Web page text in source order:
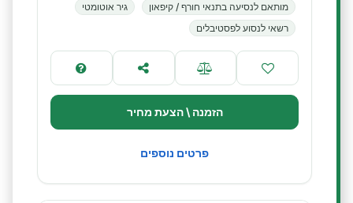
מותאם לנסיעה בתנאי חורף / קיפאון
גיר אוטומטי
רשאי לנסוע לפסטיבלים
הזמנה \ הצעת מחיר
פרטים נוספים